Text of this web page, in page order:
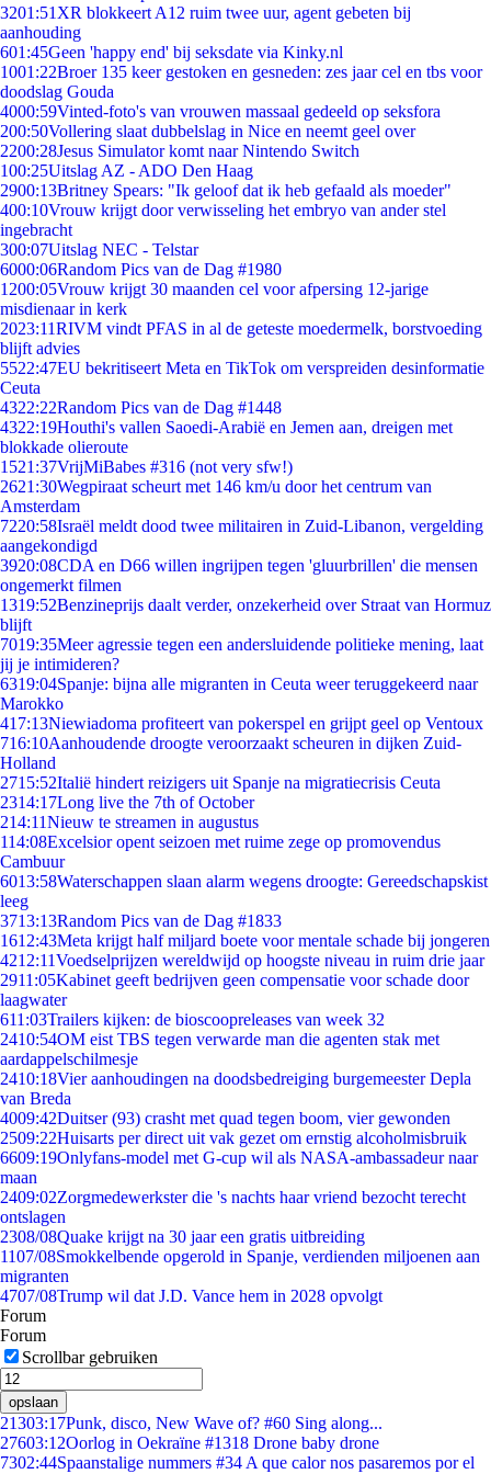
3201:51 XR blokkeert A12 ruim twee uur, agent gebeten bij
aanhouding
601:45Geen 'happy end' bij seksdate via Kinky.nl
1001:22Broer 135 keer gestoken en gesneden: zes jaar cel en tbs voor
doodslag Gouda
4000:59Vinted-foto's van vrouwen massaal gedeeld op seksfora
200:50Vollering slaat dubbelslag in Nice en neemt geel over
2200:28Jesus Simulator komt naar Nintendo Switch
100:25Uitslag AZ - ADO Den Haag
2900:13Britney Spears: "Ik geloof dat ik heb gefaald als moeder"
400:10Vrouw krijgt door verwisseling het embryo van ander stel
ingebracht
300:07Uitslag NEC - Telstar
6000:06Random Pics van de Dag #1980
1200:05Vrouw krijgt 30 maanden cel voor afpersing 12-jarige
misdienaar in kerk
2023:11RIVM vindt PFAS in al de geteste moedermelk, borstvoeding
blijft advies
5522:47EU bekritiseert Meta en TikTok om verspreiden desinformatie
Ceuta
4322:22Random Pics van de Dag #1448
4322:19Houthi's vallen Saoedi-Arabië en Jemen aan, dreigen met
blokkade olieroute
1521:37VrijMiBabes #316 (not very sfw!)
2621:30Wegpiraat scheurt met 146 km/u door het centrum van
Amsterdam
7220:58Israël meldt dood twee militairen in Zuid-Libanon, vergelding
aangekondigd
3920:08CDA en D66 willen ingrijpen tegen 'gluurbrillen' die mensen
ongemerkt filmen
1319:52Benzineprijs daalt verder, onzekerheid over Straat van Hormuz
blijft
7019:35Meer agressie tegen een andersluidende politieke mening, laat
jij je intimideren?
6319:04Spanje: bijna alle migranten in Ceuta weer teruggekeerd naar
Marokko
417:13Niewiadoma profiteert van pokerspel en grijpt geel op Ventoux
716:10Aanhoudende droogte veroorzaakt scheuren in dijken Zuid-
Holland
2715:52Italië hindert reizigers uit Spanje na migratiecrisis Ceuta
2314:17Long live the 7th of October
214:11Nieuw te streamen in augustus
114:08Excelsior opent seizoen met ruime zege op promovendus
Cambuur
6013:58Waterschappen slaan alarm wegens droogte: Gereedschapskist
leeg
3713:13Random Pics van de Dag #1833
1612:43Meta krijgt half miljard boete voor mentale schade bij jongeren
4212:11Voedselprijzen wereldwijd op hoogste niveau in ruim drie jaar
2911:05Kabinet geeft bedrijven geen compensatie voor schade door
laagwater
611:03Trailers kijken: de bioscoopreleases van week 32
2410:54OM eist TBS tegen verwarde man die agenten stak met
aardappelschilmesje
2410:18Vier aanhoudingen na doodsbedreiging burgemeester Depla
van Breda
4009:42Duitser (93) crasht met quad tegen boom, vier gewonden
2509:22Huisarts per direct uit vak gezet om ernstig alcoholmisbruik
6609:19Onlyfans-model met G-cup wil als NASA-ambassadeur naar
maan
2409:02Zorgmedewerkster die 's nachts haar vriend bezocht terecht
ontslagen
2308/08Quake krijgt na 30 jaar een gratis uitbreiding
1107/08Smokkelbende opgerold in Spanje, verdienden miljoenen aan
migranten
4707/08Trump wil dat J.D. Vance hem in 2028 opvolgt
Forum
Forum
Scrollbar gebruiken
opslaan
21303:17Punk, disco, New Wave of? #60 Sing along...
27603:12Oorlog in Oekraïne #1318 Drone baby drone
7302:44Spaanstalige nummers #34 A que calor nos pasaremos por el